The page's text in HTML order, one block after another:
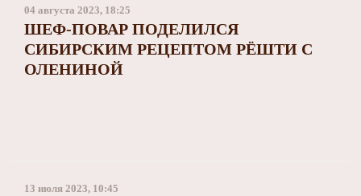
04 августа 2023, 18:25
ШЕФ-ПОВАР ПОДЕЛИЛСЯ
СИБИРСКИМ РЕЦЕПТОМ РЁШТИ С
ОЛЕНИНОЙ
13 июля 2023, 10:45